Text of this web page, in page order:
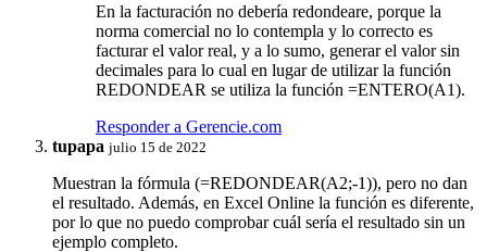
En la facturación no debería redondeare, porque la
norma comercial no lo contempla y lo correcto es
facturar el valor real, y a lo sumo, generar el valor sin
decimales para lo cual en lugar de utilizar la función
REDONDEAR se utiliza la función =ENTERO(A1).
Responder a Gerencie.com
tupapa julio 15 de 2022
Muestran la fórmula (=REDONDEAR(A2;-1)), pero no dan
el resultado. Además, en Excel Online la función es diferente,
por lo que no puedo comprobar cuál sería el resultado sin un
ejemplo completo.